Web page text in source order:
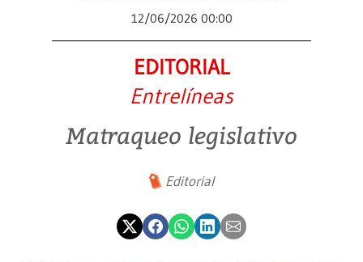
12/06/2026 00:00
EDITORIAL
Entrelíneas
Matraqueo legislativo
Editorial